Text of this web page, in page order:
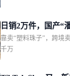
日销2万件，国产“
TikTok美区爆单
靠卖“塑料珠子”，跨境
千万